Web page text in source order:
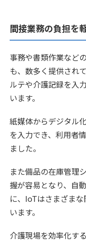
間接業務の負担を
事務や書類作業など
も、数多く提供され
ルテや介護記録を入
います。
紙媒体からデジタル
を入力でき、利用者
ました。
また備品の在庫管理
握が容易となり、自
に、IoTはさまざま
います。
介護現場を効率化す